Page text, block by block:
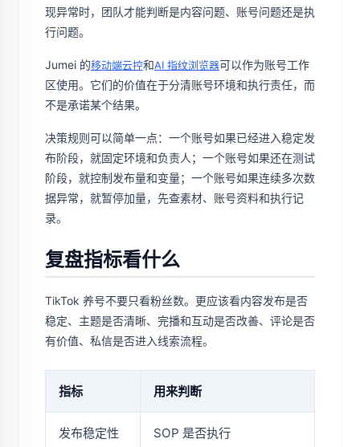
现异常时，团队才能判断是内容问题、账号问题还是执
行问题。
Jumei 的移动端云控和AI 指纹浏览器可以作为账号工作
区使用。它们的价值在于分清账号环境和执行责任，而
不是承诺某个结果。
决策规则可以简单一点：一个账号如果已经进入稳定发
布阶段，就固定环境和负责人；一个账号如果还在测试
阶段，就控制发布量和变量；一个账号如果连续多次数
据异常，就暂停加量，先查素材、账号资料和执行记
录。
复盘指标看什么
TikTok 养号不要只看粉丝数。更应该看内容发布是否
稳定、主题是否清晰、完播和互动是否改善、评论是否
有价值、私信是否进入线索流程。
指标 用来判断
发布稳定性 SOP 是否执行